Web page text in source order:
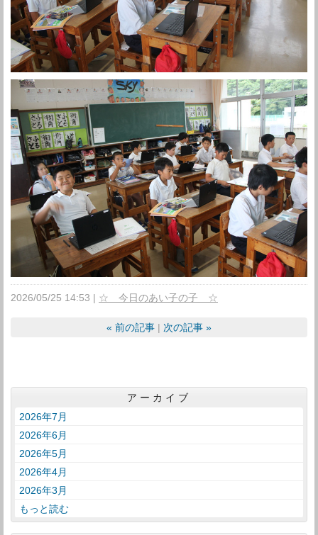
2026/05/25 14:53 ☆ 今日のあい子の子 ☆
« 前の記事 次の記事 »
アーカイブ
2026年7月
2026年6月
2026年5月
2026年4月
2026年3月
もっと読む